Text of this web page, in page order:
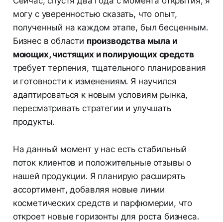
могу с уверенностью сказать, что опыт,
полученный на каждом этапе, был бесценным.
Бизнес в области производства мыла и
моющих, чистящих и полирующих средств
требует терпения, тщательного планирования
и готовности к изменениям. Я научился
адаптироваться к новым условиям рынка,
пересматривать стратегии и улучшать
продукты.
На данный момент у нас есть стабильный
поток клиентов и положительные отзывы о
нашей продукции. Я планирую расширять
ассортимент, добавляя новые линии
косметических средств и парфюмерии, что
откроет новые горизонты для роста бизнеса.